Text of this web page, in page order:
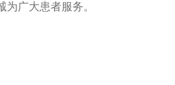
广大患者服务。